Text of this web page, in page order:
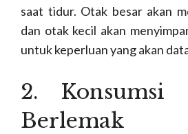
saat tidur. Otak besar akan
dan otak kecil akan
untuk keperluan yang akan
2. Konsumsi
Berlemak